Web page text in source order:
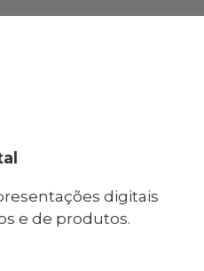
digitais
e de produtos.